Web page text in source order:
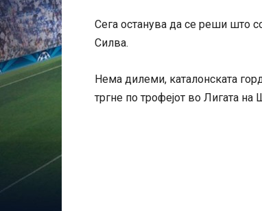
Сега останува да се реши што
Силва.
Нема дилеми, каталонската
тргне по трофејот во Лигата на